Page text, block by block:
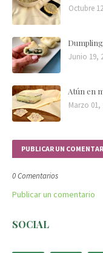
Octubre
Junio 19,
Atún en
Marzo 01,
PUBLICAR UN
0 Comentarios
Publicar un comentario
SOCIAL